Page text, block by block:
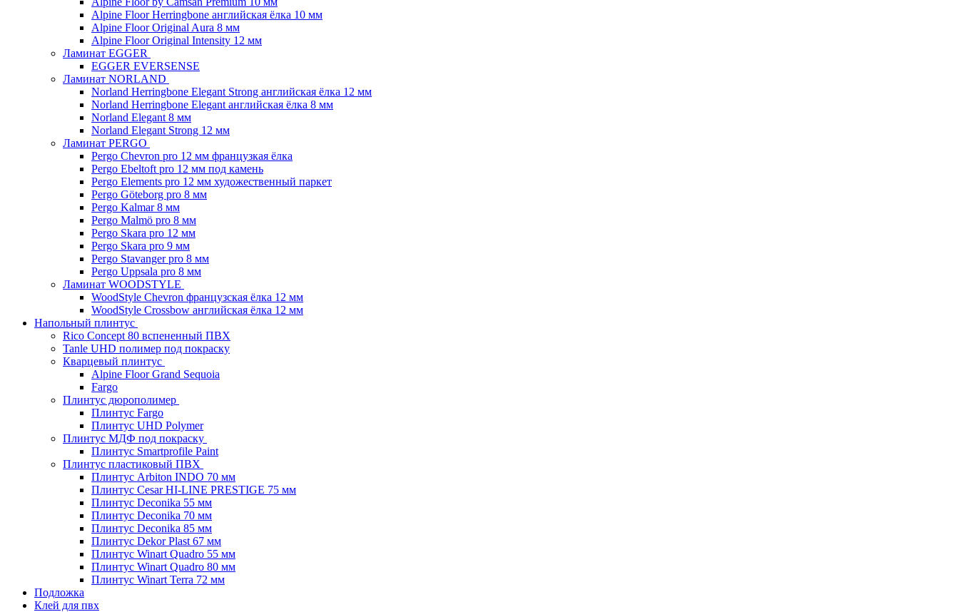
Alpine Floor Herringbone английская ёлка 10 мм
Alpine Floor Original Aura 8 мм
Alpine Floor Original Intensity 12 мм
Ламинат EGGER
EGGER EVERSENSE
Ламинат NORLAND
Norland Herringbone Elegant Strong английская ёлка 12 мм
Norland Herringbone Elegant английская ёлка 8 мм
Norland Elegant 8 мм
Norland Elegant Strong 12 мм
Ламинат PERGO
Pergo Chevron pro 12 мм французкая ёлка
Pergo Ebeltoft pro 12 мм под камень
Pergo Elements pro 12 мм художественный паркет
Pergo Göteborg pro 8 мм
Pergo Kalmar 8 мм
Pergo Malmö pro 8 мм
Pergo Skara pro 12 мм
Pergo Skara pro 9 мм
Pergo Stavanger pro 8 мм
Pergo Uppsala pro 8 мм
Ламинат WOODSTYLE
WoodStyle Chevron французская ёлка 12 мм
WoodStyle Crossbow английская ёлка 12 мм
Напольный плинтус
Rico Concept 80 вспененный ПВХ
Tanle UHD полимер под покраску
Кварцевый плинтус
Alpine Floor Grand Sequoia
Fargo
Плинтус дюрополимер
Плинтус Fargo
Плинтус UHD Polymer
Плинтус МДФ под покраску
Плинтус Smartprofile Paint
Плинтус пластиковый ПВХ
Плинтус Arbiton INDO 70 мм
Плинтус Cesar HI-LINE PRESTIGE 75 мм
Плинтус Deconika 55 мм
Плинтус Deconika 70 мм
Плинтус Deconika 85 мм
Плинтус Dekor Plast 67 мм
Плинтус Winart Quadro 55 мм
Плинтус Winart Quadro 80 мм
Плинтус Winart Terra 72 мм
Подложка
Клей для пвх